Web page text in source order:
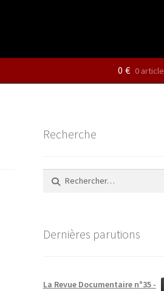
0 € 0 article
Recherche
Rechercher :
Dernières parutions
La Revue Documentaire n°35 -